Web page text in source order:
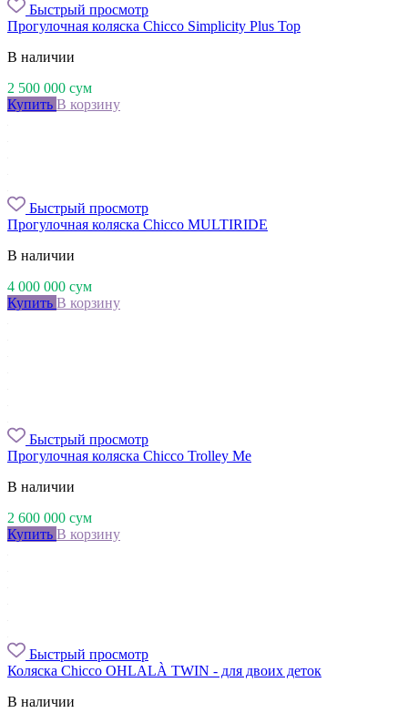
Быстрый просмотр
Прогулочная коляска Chicco Simplicity Plus Top
В наличии
2 500 000 сум
Купить В корзину
Быстрый просмотр
Прогулочная коляска Chicco MULTIRIDE
В наличии
4 000 000 сум
Купить В корзину
Быстрый просмотр
Прогулочная коляска Chicco Trolley Me
В наличии
2 600 000 сум
Купить В корзину
Быстрый просмотр
Коляска Chicco OHLALÀ TWIN - для двоих деток
В наличии